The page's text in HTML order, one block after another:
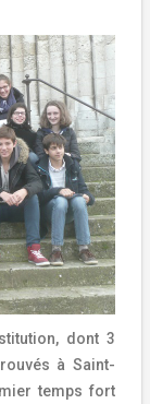
dont 3
à Saint-
temps fort